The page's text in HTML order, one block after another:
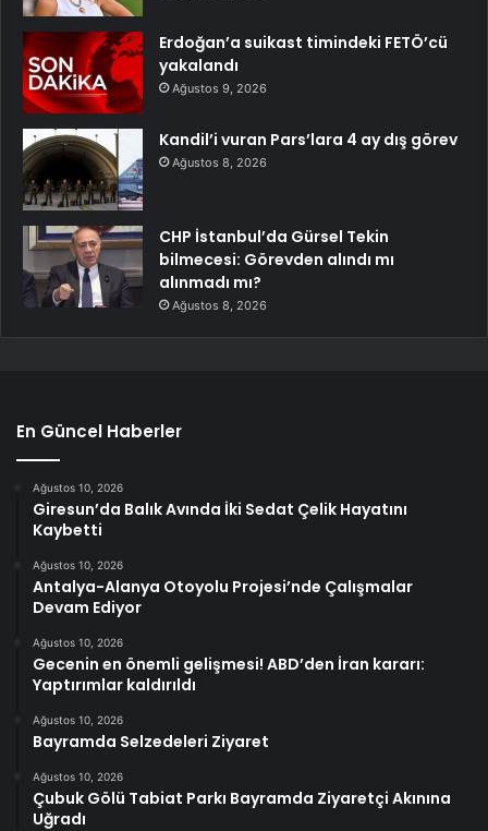
Erdoğan’a suikast timindeki FETÖ’cü
yakalandı
Ağustos 9, 2026
Kandil’i vuran Pars’lara 4 ay dış görev
Ağustos 8, 2026
CHP İstanbul’da Gürsel Tekin
bilmecesi: Görevden alındı mı
alınmadı mı?
Ağustos 8, 2026
En Güncel Haberler
Ağustos 10, 2026
Giresun’da Balık Avında İki Sedat Çelik Hayatını
Kaybetti
Ağustos 10, 2026
Antalya-Alanya Otoyolu Projesi’nde Çalışmalar
Devam Ediyor
Ağustos 10, 2026
Gecenin en önemli gelişmesi! ABD’den İran kararı:
Yaptırımlar kaldırıldı
Ağustos 10, 2026
Bayramda Selzedeleri Ziyaret
Ağustos 10, 2026
Çubuk Gölü Tabiat Parkı Bayramda Ziyaretçi Akınına
Uğradı